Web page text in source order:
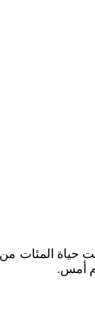
وقف
حياة المئات
أمس.